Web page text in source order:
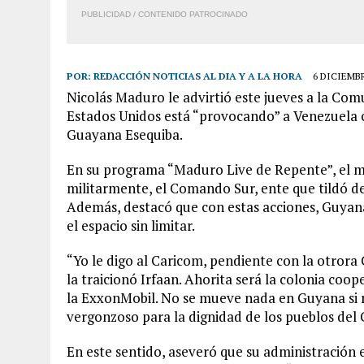
PUBLICIDAD / CONTENIDO PATROCINADO
POR: REDACCIÓN NOTICIAS AL DIA Y A LA HORA 6
Nicolás Maduro le advirtió este jueves a la
Estados Unidos está “provocando” a
Guayana Esequiba.
En su programa “Maduro Live de Repente”, el
militarmente, el Comando Sur, ente que tildó
Además, destacó que con estas acciones,
el espacio sin limitar.
“Yo le digo al Caricom, pendiente con la
la traicionó Irfaan. Ahorita será la colonia
la ExxonMobil. No se mueve nada en Guyana
vergonzoso para la dignidad de los pueblos del
En este sentido, aseveró que su